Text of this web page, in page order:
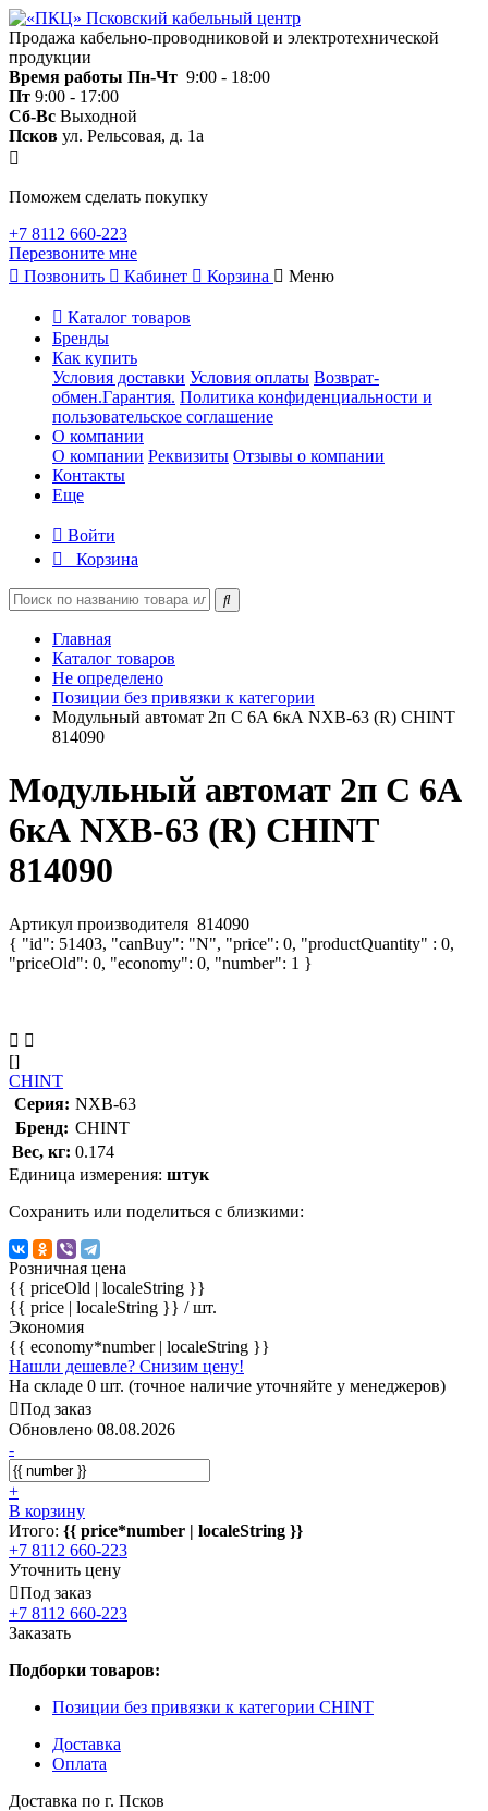
Продажа кабельно-проводниковой и электротехнической
продукции
Время работы Пн-Чт 9:00 - 18:00
Пт 9:00 - 17:00
Сб-Вс Выходной
Псков ул. Рельсовая, д. 1а
Поможем сделать покупку
+7 8112 660-223
Перезвоните мне
Позвонить
Кабинет Корзина Меню
Каталог товаров
Бренды
Как купить
Условия доставки Условия оплаты Возврат-
обмен.Гарантия. Политика конфиденциальности и
пользовательское соглашение
О компании
О компании Реквизиты Отзывы о компании
Контакты
Еще
Войти
Корзина
Главная
Каталог товаров
Не определено
Позиции без привязки к категории
Модульный автомат 2п C 6А 6кА NXB-63 (R) CHINT
814090
Модульный автомат 2п C 6А
6кА NXB-63 (R) CHINT
814090
Артикул производителя 814090
{ "id": 51403, "canBuy": "N", "price": 0, "productQuantity" : 0,
"priceOld": 0, "economy": 0, "number": 1 }
[]
CHINT
Серия: NXB-63
Бренд: CHINT
Вес, кг: 0.174
Единица измерения: штук
Сохранить или поделиться с близкими:
Розничная цена
{{ priceOld | localeString }}
{{ price | localeString }} / шт.
Экономия
{{ economy*number | localeString }}
Нашли дешевле? Снизим цену!
На складе 0 шт. (точное наличие уточняйте у менеджеров)
Под заказ
Обновлено 08.08.2026
-
+
В корзину
Итого: {{ price*number | localeString }}
+7 8112 660-223
Уточнить цену
Под заказ
+7 8112 660-223
Заказать
Подборки товаров:
Позиции без привязки к категории CHINT
Доставка
Оплата
Доставка по г. Псков